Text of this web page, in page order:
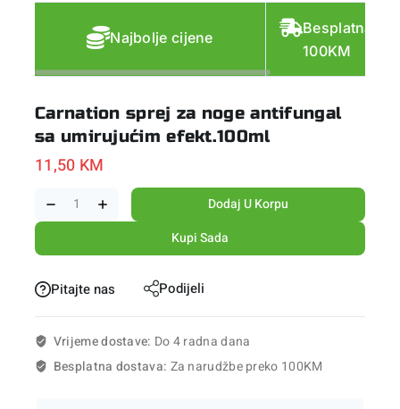
Najbolje cijene
Besplatna
100KM
Carnation sprej za noge antifungal
sa umirujućim efekt.100ml
11,50 KM
Dodaj U Korpu
Kupi Sada
Pitajte nas Podijeli
Vrijeme dostave: Do 4 radna dana
Besplatna dostava: Za narudžbe preko 100KM